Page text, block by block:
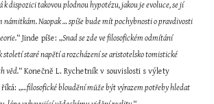
k dispozici takovou plodnou hypotézu, jakou je evoluce, se jí
námitkám. Naopak … spíše bude mít pochybnosti o pravdivosti
“ Jinde píše: „Snad se zde ve filosofickém odmítání
století staré napětí a rozcházení se aristotelsko tomistické
věd.“ Konečně L. Rychetník v souvislosti s výlety
říká: „…filosofické bloudění může být výrazem potřeby hledat